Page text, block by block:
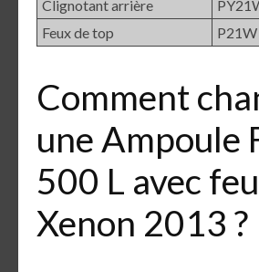
Clignotant arrière
Feux de top
P21W
Comment
une Ampoule
500 L avec
Xenon 2013 ?